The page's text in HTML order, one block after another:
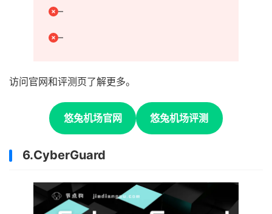
–
–
访问官网和评测页了解更多。
悠兔机场官网 悠兔机场评测
6.CyberGuard